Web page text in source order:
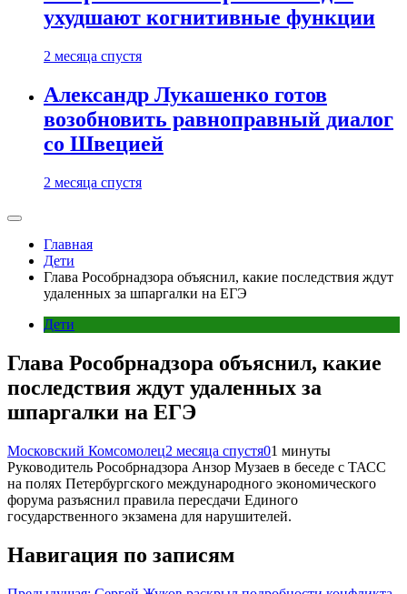
ухудшают когнитивные функции
2 месяца спустя
Александр Лукашенко готов
возобновить равноправный диалог
со Швецией
2 месяца спустя
Главная
Дети
Глава Рособрнадзора объяснил, какие последствия ждут
удаленных за шпаргалки на ЕГЭ
Дети
Глава Рособрнадзора объяснил, какие
последствия ждут удаленных за
шпаргалки на ЕГЭ
Московский Комсомолец2 месяца спустя01 минуты
Руководитель Рособрнадзора Анзор Музаев в беседе с ТАСС
на полях Петербургского международного экономического
форума разъяснил правила пересдачи Единого
государственного экзамена для нарушителей.
Навигация по записям